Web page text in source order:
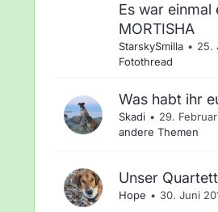
Es war einmal
MORTISHA
StarskySmilla
25.
Fotothread
Was habt ihr
Skadi
29.
andere Themen
Unser Quartett
Hope 30. Juni